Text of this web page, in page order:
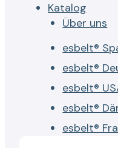
Katalog
Über uns
esbelt®
esbelt®
esbelt®
esbelt®
esbelt®